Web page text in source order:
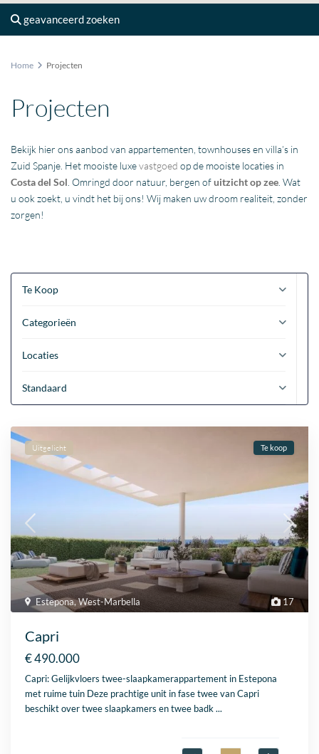
geavanceerd zoeken
Home Projecten
Projecten
Bekijk hier ons aanbod van appartementen, townhouses en villa’s in
Zuid Spanje. Het mooiste luxevastgoed op de mooiste locaties in
Costa del Sol . Omringd door natuur, bergen ofuitzicht op zee . Wat
u ook zoekt, u vindt het bij ons! Wij maken uw droom realiteit, zonder
zorgen!
Te Koop
Categorieën
Locaties
Standaard
17
Estepona,West-Marbella
Uitgelicht Te koop
Capri
€ 490.000
Capri: Gelijkvloers twee-slaapkamerappartement in Estepona
met ruime tuin Deze prachtige unit in fase twee van Capri
beschikt over twee slaapkamers en twee badk...